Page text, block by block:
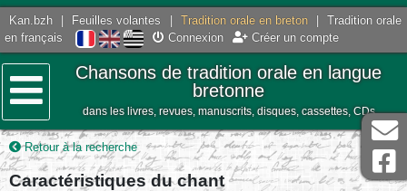
Kan.bzh Feuilles volantes Tradition orale en breton
Tradition orale
en français
Connexion Créer un compte
Menu
Chansons de tradition orale en langue
bretonne
dans les livres, revues, manuscrits, disques, cassettes, CDs
Retour à la recherche
Caractéristiques du chant